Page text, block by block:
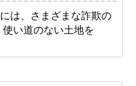
は、さまざまな詐欺の
い道のない土地を